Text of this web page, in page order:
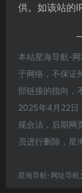
供。如该站的
本站星海导航-
于网络，不保证
部链接的指向，
2025年4月22日
规合法，后期网
员进行删除，星
星海导航-网址导航